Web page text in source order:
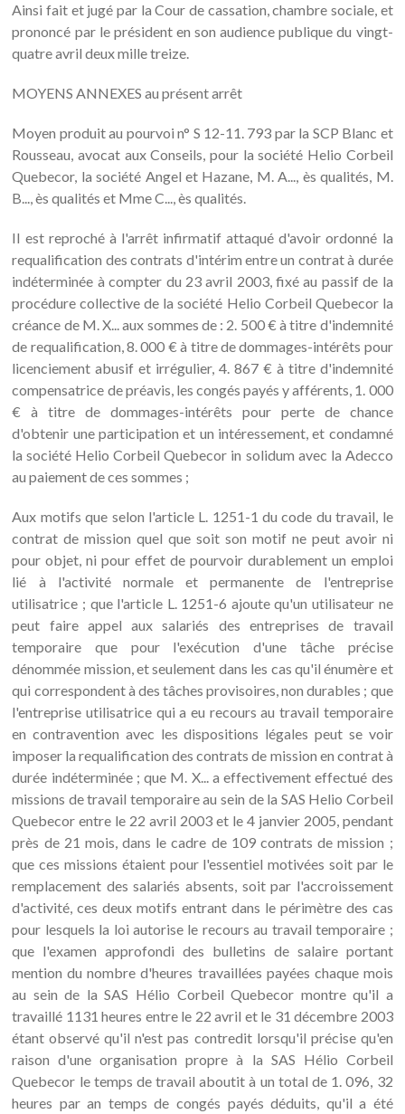
Ainsi fait et jugé par la Cour de cassation, chambre sociale, et
prononcé par le président en son audience publique du vingt-
quatre avril deux mille treize.
MOYENS ANNEXES au présent arrêt
Moyen produit au pourvoi n° S 12-11. 793 par la SCP Blanc et
Rousseau, avocat aux Conseils, pour la société Helio Corbeil
Quebecor, la société Angel et Hazane, M. A..., ès qualités, M.
B..., ès qualités et Mme C..., ès qualités.
Il est reproché à l'arrêt infirmatif attaqué d'avoir ordonné la
requalification des contrats d'intérim entre un contrat à durée
indéterminée à compter du 23 avril 2003, fixé au passif de la
procédure collective de la société Helio Corbeil Quebecor la
créance de M. X... aux sommes de : 2. 500 € à titre d'indemnité
de requalification, 8. 000 € à titre de dommages-intérêts pour
licenciement abusif et irrégulier, 4. 867 € à titre d'indemnité
compensatrice de préavis, les congés payés y afférents, 1. 000
€ à titre de dommages-intérêts pour perte de chance
d'obtenir une participation et un intéressement, et condamné
la société Helio Corbeil Quebecor in solidum avec la Adecco
au paiement de ces sommes ;
Aux motifs que selon l'article L. 1251-1 du code du travail, le
contrat de mission quel que soit son motif ne peut avoir ni
pour objet, ni pour effet de pourvoir durablement un emploi
lié à l'activité normale et permanente de l'entreprise
utilisatrice ; que l'article L. 1251-6 ajoute qu'un utilisateur ne
peut faire appel aux salariés des entreprises de travail
temporaire que pour l'exécution d'une tâche précise
dénommée mission, et seulement dans les cas qu'il énumère et
qui correspondent à des tâches provisoires, non durables ; que
l'entreprise utilisatrice qui a eu recours au travail temporaire
en contravention avec les dispositions légales peut se voir
imposer la requalification des contrats de mission en contrat à
durée indéterminée ; que M. X... a effectivement effectué des
missions de travail temporaire au sein de la SAS Helio Corbeil
Quebecor entre le 22 avril 2003 et le 4 janvier 2005, pendant
près de 21 mois, dans le cadre de 109 contrats de mission ;
que ces missions étaient pour l'essentiel motivées soit par le
remplacement des salariés absents, soit par l'accroissement
d'activité, ces deux motifs entrant dans le périmètre des cas
pour lesquels la loi autorise le recours au travail temporaire ;
que l'examen approfondi des bulletins de salaire portant
mention du nombre d'heures travaillées payées chaque mois
au sein de la SAS Hélio Corbeil Quebecor montre qu'il a
travaillé 1131 heures entre le 22 avril et le 31 décembre 2003
étant observé qu'il n'est pas contredit lorsqu'il précise qu'en
raison d'une organisation propre à la SAS Hélio Corbeil
Quebecor le temps de travail aboutit à un total de 1. 096, 32
heures par an temps de congés payés déduits, qu'il a été